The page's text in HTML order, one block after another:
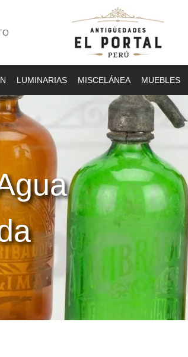
LUMINARIAS MISCELÁNEA MUEBLES